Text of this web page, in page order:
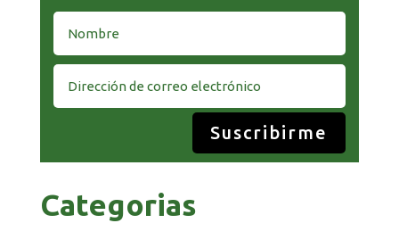
Suscribirme
Categorias